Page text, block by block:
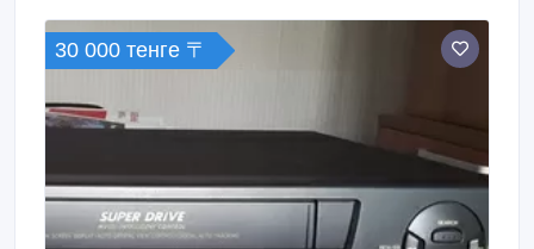
30 000 тенге 〒